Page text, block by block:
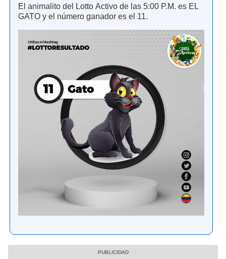
El animalito del Lotto Activo de las 5:00 P.M. es EL
GATO y el número ganador es el 11.